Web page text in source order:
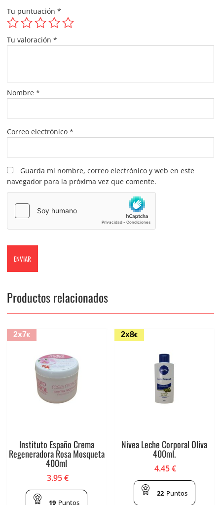
Tu puntuación *
Tu valoración *
Nombre *
Correo electrónico *
Guarda mi nombre, correo electrónico y web en este
navegador para la próxima vez que comente.
Productos relacionados
2x7€
Instituto Españo Crema
Regeneradora Rosa Mosqueta
400ml
3.95€
19 Puntos
2x8€
Nivea Leche Corporal Oliva
400ml.
4.45€
22 Puntos